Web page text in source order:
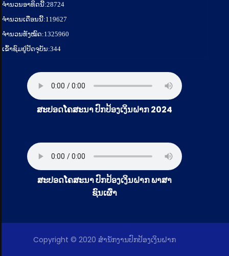
ຈໍານວນອາທິດນີ້:28724
ຈໍານວນເດືອນນີ້:119627
ຈຳນວນທັງໝົດ:1325960
ເຂົ້າຊົມຢູ່ປັດຈຸບັນ:344
ສະປອດໂຄສະນາ ປົກປ້ອງເງິນຝາກ 2024
ສະປອດໂຄສະນາ ປົກປ້ອງເງິນຝາກ ພາສາ
ຊົນເຜົ່າ
Copyright © 2020 ສໍານັກງານປົກປ້ອງເງິນຝາກ